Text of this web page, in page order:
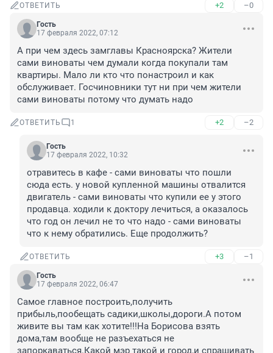
ОТВЕТИТЬ +2 –0
Гость
17 февраля 2022, 07:12
А при чем здесь замглавы Красноярска? Жители
сами виноваты чем думали когда покупали там
квартиры. Мало ли кто что понастроил и как
обслуживает. Госчиновники тут ни при чем жители
сами виноваты потому что думать надо
ОТВЕТИТЬ 1 +2 –2
Гость
17 февраля 2022, 10:32
отравитесь в кафе - сами виноваты что пошли
сюда есть. у новой купленной машины отвалится
двигатель - сами виноваты что купили ее у этого
продавца. ходили к доктору лечиться, а оказалось
что год он лечил не то что надо - сами виноваты
что к нему обратились. Еще продолжить?
ОТВЕТИТЬ +3 –1
Гость
17 февраля 2022, 06:47
Самое главное построить,получить
прибыль,пообещать садики,школы,дороги.А потом
живите вы там как хотите!!!На Борисова взять
дома,там вообще не разъехаться не
запоркаваться.Какой мэр такой и город,и спрашивать